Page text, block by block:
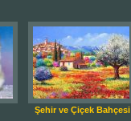
Şehir ve Çiçek Bahçesi